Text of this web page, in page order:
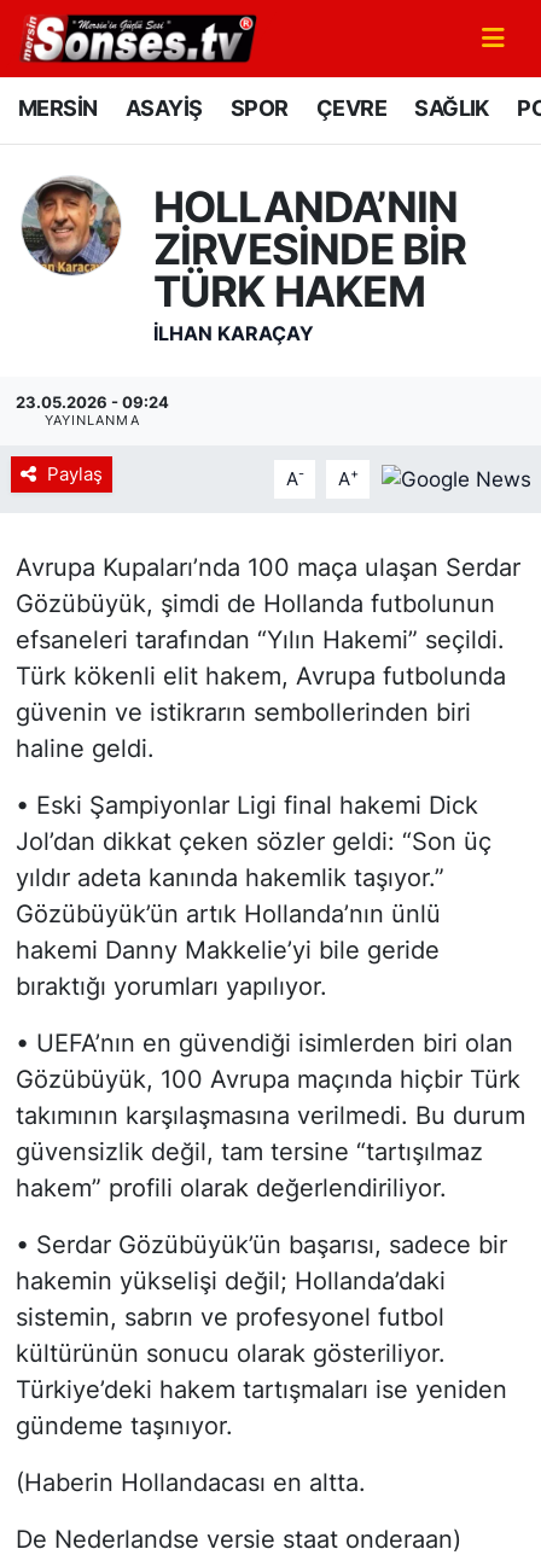
MERSİN ASAYİŞ SPOR ÇEVRE SAĞLIK
HOLLANDA’NIN
ZİRVESİNDE BİR
TÜRK HAKEM
İLHAN KARAÇAY
23.05.2026 - 09:24
YAYINLANMA
Paylaş A- A+
Avrupa Kupaları’nda 100 maça ulaşan Serdar
Gözübüyük, şimdi de Hollanda futbolunun
efsaneleri tarafından “Yılın Hakemi” seçildi.
Türk kökenli elit hakem, Avrupa futbolunda
güvenin ve istikrarın sembollerinden biri
haline geldi.
• Eski Şampiyonlar Ligi final hakemi Dick
Jol’dan dikkat çeken sözler geldi: “Son üç
yıldır adeta kanında hakemlik taşıyor.”
Gözübüyük’ün artık Hollanda’nın ünlü
hakemi Danny Makkelie’yi bile geride
bıraktığı yorumları yapılıyor.
• UEFA’nın en güvendiği isimlerden biri olan
Gözübüyük, 100 Avrupa maçında hiçbir Türk
takımının karşılaşmasına verilmedi. Bu durum
güvensizlik değil, tam tersine “tartışılmaz
hakem” profili olarak değerlendiriliyor.
• Serdar Gözübüyük’ün başarısı, sadece bir
hakemin yükselişi değil; Hollanda’daki
sistemin, sabrın ve profesyonel futbol
kültürünün sonucu olarak gösteriliyor.
Türkiye’deki hakem tartışmaları ise yeniden
gündeme taşınıyor.
(Haberin Hollandacası en altta.
De Nederlandse versie staat onderaan)
MERSİN
SPOR
GÜNÜN MANŞETİ
KÜLTÜR - SANAT
MAGAZİN
Siyaset
YEREL HABER
Haberde insan
Tanıtım
Mersin Nöbetçi Eczaneler
Mersin Namaz Vakitleri
Mersin Trafik Yoğunluk Haritası
Süper Lig Puan Durumu ve Fikstür
Tüm Manşetler
Son Dakika Haberleri